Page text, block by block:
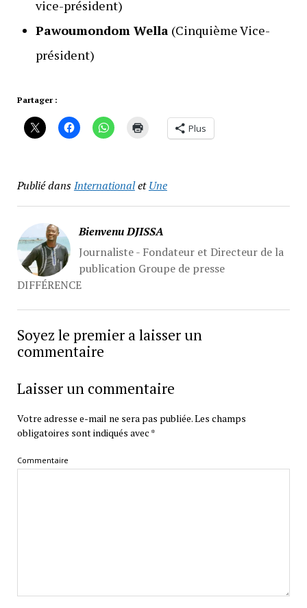
vice-président)
Pawoumondom Wella(Cinquième Vice-
président)
Partager :
Plus
Publié dansInternationaletUne
Bienvenu DJISSA
Journaliste - Fondateur et Directeur de la
publication Groupe de presse
DIFFÉRENCE
Soyez le premier a laisser un
commentaire
Laisser un commentaire
Votre adresse e-mail ne sera pas publiée.Les champs
obligatoires sont indiqués avec *
Commentaire